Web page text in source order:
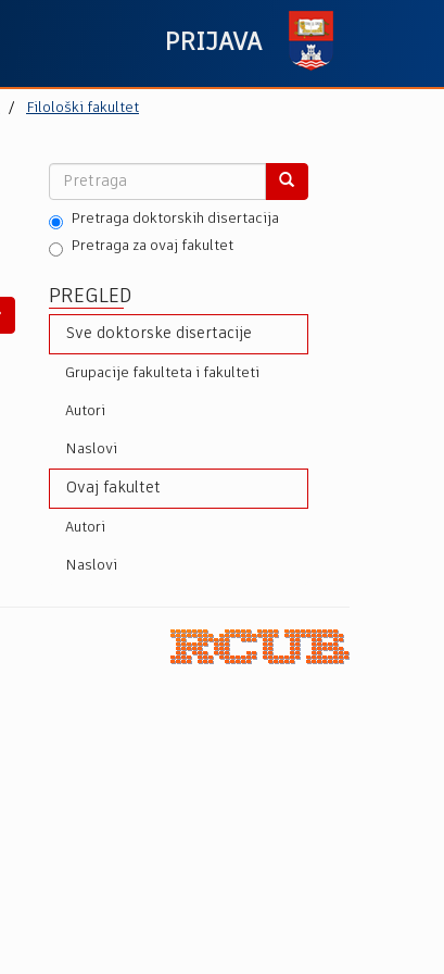
PRIJAVA
Filološki fakultet
Pretraga doktorskih disertacija
Pretraga za ovaj fakultet
PREGLED
Sve doktorske disertacije
Grupacije fakulteta i fakulteti
Autori
Naslovi
Ovaj fakultet
Autori
Naslovi